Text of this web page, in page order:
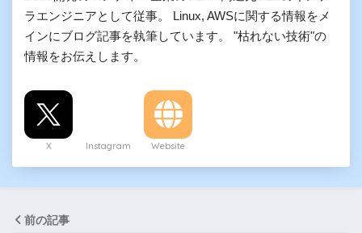
ラエンジニアとして従事。 Linux, AWSに関する情報をメ
インにブログ記事を執筆しています。 "枯れない技術"の
情報をお伝えします。
X Instagram Website
前の記事